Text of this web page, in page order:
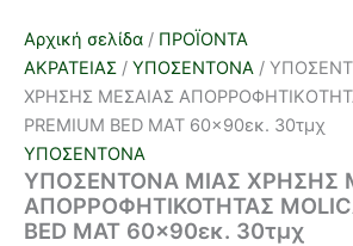
Αρχική σελίδα / ΠΡΟΪΟΝΤΑ
ΑΚΡΑΤΕΙΑΣ / ΥΠΟΣΕΝΤΟΝΑ /
ΧΡΗΣΗΣ ΜΕΣΑΙΑΣ
PREMIUM BED MAT 60×90εκ. 30τμχ
ΥΠΟΣΕΝΤΟΝΑ
ΥΠΟΣΕΝΤΟΝΑ ΜΙΑΣ ΧΡΗΣΗΣ
ΑΠΟΡΡΟΦΗΤΙΚΟΤΗΤΑΣ
BED MAT 60×90εκ. 30τμχ